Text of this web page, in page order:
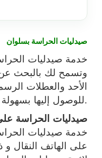
صيدليات الحراسة بسلوان
خدمة صيدليات
وتسمح لك بالبحث عن
الأحد والعطلات
للوصول إليها بسهولة.
صيدليات الحراسة
خدمة صيدليات
على الهاتف النقال